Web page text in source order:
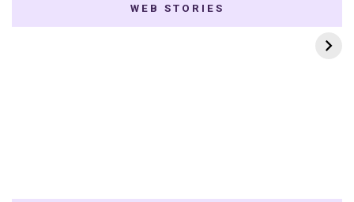
WEB STORIES
7 K-dramas Enemies
to Lovers
Thai Dramas com
First e Khaotung